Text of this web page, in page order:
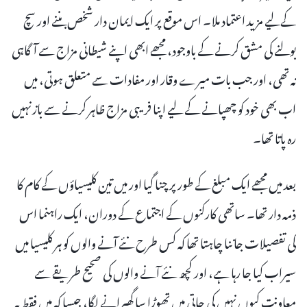
کےلیے مزید اعتماد ملا۔ اس موقع پر ایک ایمان دار شخص بننے اور سچ
بولنے کی مشق کرنے کے باوجود، مجھے ابھی اپنے شیطانی مزاج سے آگاہی
نہ تھی، اور جب بات میرے وقار اور مفادات سے متعلق ہوتی، میں
اب بھی خود کو چھپانے کے لیے اپنا فریبی مزاج ظاہر کرنے سے بازنہیں
رہ پاتا تھا۔
بعد میں مجھے ایک مبلغ کے طور پر چنا گیا اور میں تین کلیسیاؤں کے کام کا
ذمہ دار تھا۔ ساتھی کارکنوں کے اجتماع کے دوران، ایک راہنما اس
کی تفصیلات جاننا چاہتا تھا کہ کس طرح نئے آنے والوں کو ہر کلیسیا میں
سیراب کیا جا رہا ہے، اور کچھ نئے آنے والوں کی صحیح طریقے سے
معاونت کیوں نہیں کی جاتی میں تھوڑا سا گھبرانے لگا، جیسا کہ میں فقط یہ